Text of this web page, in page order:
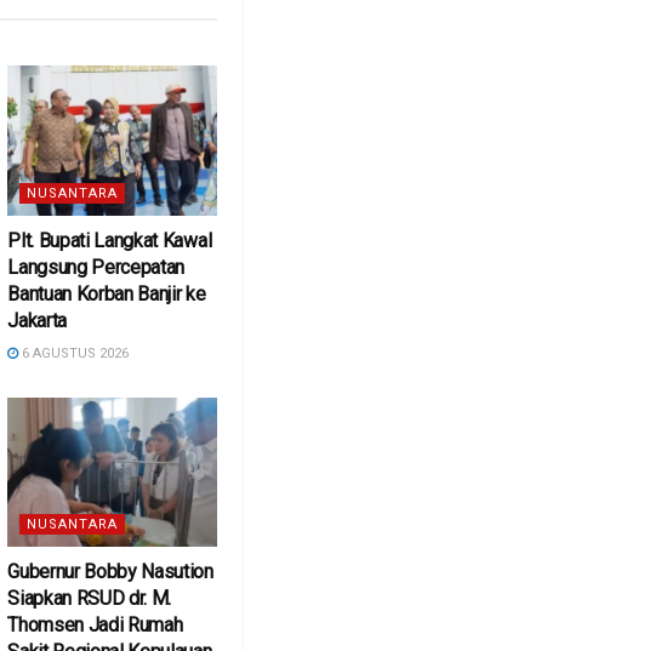
NUSANTARA
Plt. Bupati Langkat Kawal
Langsung Percepatan
Bantuan Korban Banjir ke
Jakarta
6 AGUSTUS 2026
NUSANTARA
Gubernur Bobby Nasution
Siapkan RSUD dr. M.
Thomsen Jadi Rumah